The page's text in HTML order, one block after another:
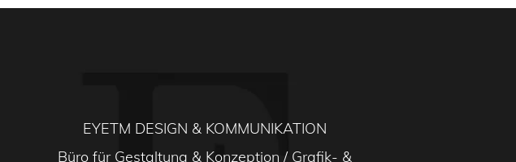
EYETM DESIGN & KOMMUNIKATION
Büro für Gestaltung & Konzeption / Grafik- &